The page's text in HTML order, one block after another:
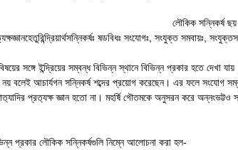
লৌকিক সন্নিকর্ষ
ষডবিধঃ সংযোগঃ, সংযুক্ত সমবায়ঃ,
সঙ্গে ইন্দ্রিয়ের সম্বন্ধ বিভিন্ন স্থানে বিভিন্ন প্রকার হতে দেখা
বলেই আচার্যগন সন্নিকর্ষ শব্দের প্রয়োগ করেছেন। এর ফলে সংযোগ
প্রত‍্যক্ষ জ্ঞান হতো না। মহর্ষি গৌতমকে অনুসরন করে অন্নংভট্টও
লৌকিক সন্নিকর্ষগুলি নিম্নে আলোচনা করা হল-